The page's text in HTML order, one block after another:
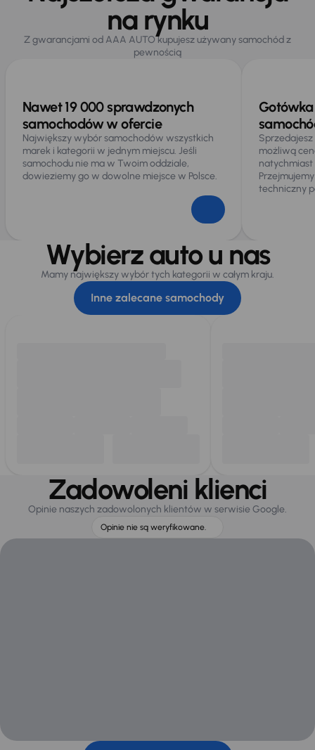
na rynku
Z gwarancjami od AAA AUTO kupujesz używany samochód z
pewnością
Nawet 19 000 sprawdzonych
samochodów w ofercie
Największy wybór samochodów wszystkich
marek i kategorii w jednym miejscu. Jeśli
samochodu nie ma w Twoim oddziale,
dowieziemy go w dowolne miejsce w Polsce.
możliwą
techniczny
Wybierz auto u nas
Mamy największy wybór tych kategorii w całym kraju.
Inne zalecane samochody
Zadowoleni klienci
Opinie naszych zadowolonych klientów w serwisie Google.
Opinie nie są weryfikowane.